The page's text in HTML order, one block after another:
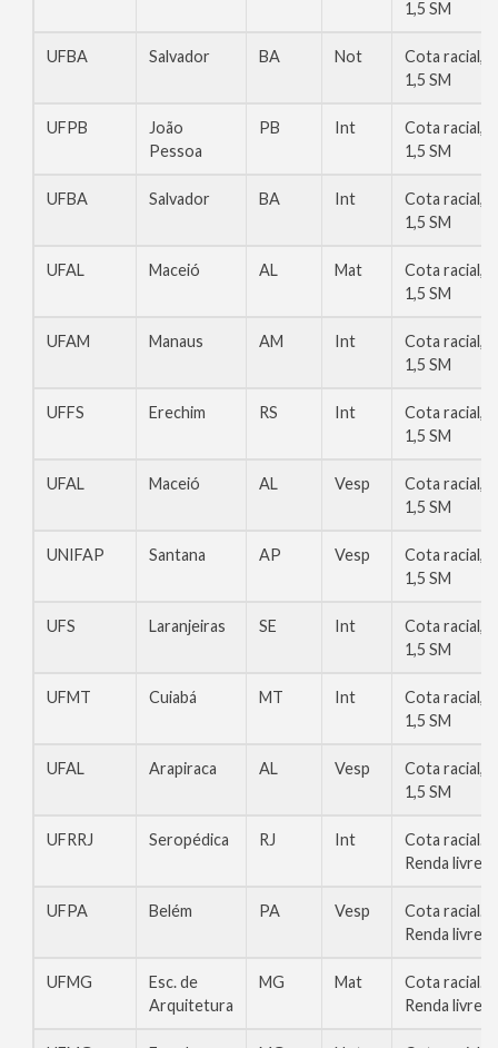
1,5 SM
UFBA Salvador BA Not
Cota racial,
1,5 SM
UFPB
João
Pessoa
PB Int
Cota racial,
1,5 SM
UFBA Salvador BA Int
Cota racial,
1,5 SM
UFAL Maceió AL Mat
Cota racial,
1,5 SM
UFAM Manaus AM Int
Cota racial,
1,5 SM
UFFS Erechim RS Int
Cota racial,
1,5 SM
UFAL Maceió AL Vesp
Cota racial,
1,5 SM
UNIFAP Santana AP Vesp
Cota racial,
1,5 SM
UFS Laranjeiras SE Int
Cota racial,
1,5 SM
UFMT Cuiabá MT Int
Cota racial,
1,5 SM
UFAL Arapiraca AL Vesp
Cota racial,
1,5 SM
UFRRJ Seropédica RJ Int
Cota racial.
Renda livre
UFPA Belém PA Vesp
Cota racial.
Renda livre
UFMG
Esc. de
Arquitetura
MG Mat
Cota racial.
Renda livre